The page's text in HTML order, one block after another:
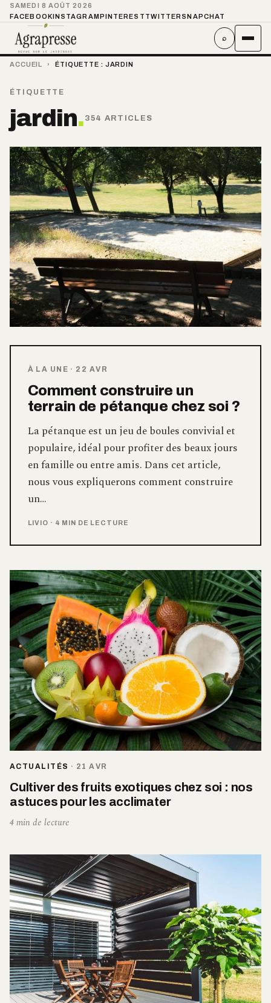
SAMEDI 8 AOÛT 2026
FACEBOOKINSTAGRAMPINTEREST TWITTER SNAPCHAT
⌕
ACCUEIL › ÉTIQUETTE : JARDIN
ÉTIQUETTE
jardin. 354 ARTICLES
À LA UNE · 22 AVR
Comment construire un
terrain de pétanque chez soi ?
La pétanque est un jeu de boules convivial et
populaire, idéal pour profiter des beaux jours
en famille ou entre amis. Dans cet article,
nous vous expliquerons comment construire
un…
LIVIO · 4 MIN DE LECTURE
ACTUALITÉS · 21 AVR
Cultiver des fruits exotiques chez soi : nos
astuces pour les acclimater
4 min de lecture